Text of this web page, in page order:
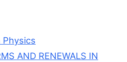
Physics
AND RENEWALS IN